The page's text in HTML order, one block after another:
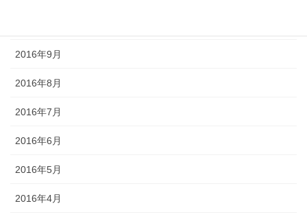
2016年9月
2016年8月
2016年7月
2016年6月
2016年5月
2016年4月